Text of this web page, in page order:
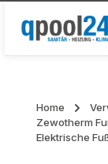
Ga naar de
Home
Zewotherm
Elektrische